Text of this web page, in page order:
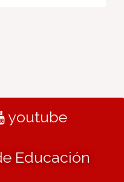
youtube
Educación